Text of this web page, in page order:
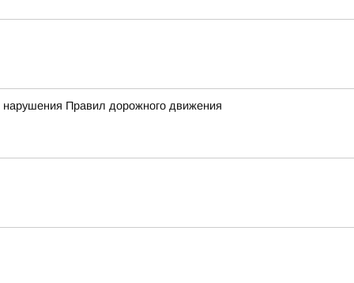
нарушения Правил дорожного движения